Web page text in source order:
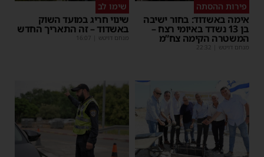
פירות ההסתה
אימה באשדוד: בחור ישיבה
בן 13 נשדד באיומי רצח –
המשטרה הקימה צח”מ
מנחם דויטש 22:32
שימו לב
שינוי חריג במועד השוק
באשדוד – זה התאריך החדש
מנחם דויטש 16:07